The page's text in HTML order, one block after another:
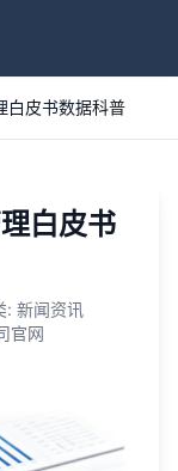
白皮书数据科普
白皮书
: 新闻资讯
官网